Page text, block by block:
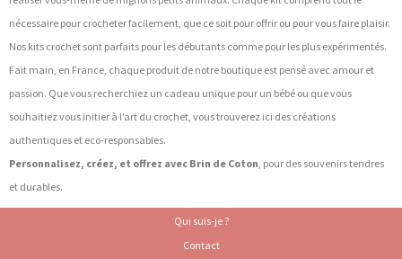
nécessaire pour crocheter facilement, que ce soit pour offrir ou pour vous faire plaisir.
Nos kits crochet sont parfaits pour les débutants comme pour les plus expérimentés.
Fait main, en France, chaque produit de notre boutique est pensé avec amour et
passion. Que vous recherchiez un cadeau unique pour un bébé ou que vous
souhaitiez vous initier à l’art du crochet, vous trouverez ici des créations
authentiques et eco-responsables.
Personnalisez, créez, et offrez avec Brin de Coton, pour des souvenirs tendres
et durables.
Qui suis-je ?
Contact